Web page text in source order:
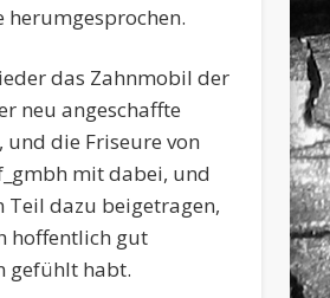
das Zahnmobil der
neu angeschaffte
und die Friseure von
mit dabei, und
Teil dazu beigetragen,
hoffentlich gut
gefühlt habt.